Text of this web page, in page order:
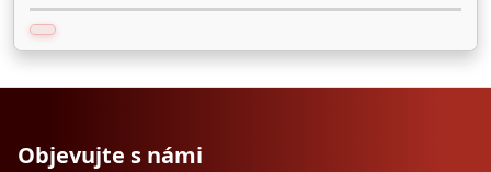
Objevujte s námi